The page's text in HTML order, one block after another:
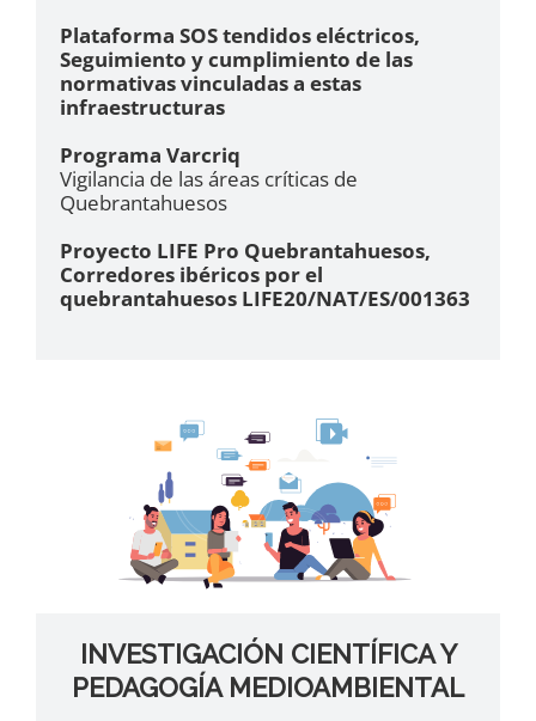
Plataforma SOS tendidos eléctricos,
Seguimiento y cumplimiento de las
normativas vinculadas a estas
infraestructuras
Programa Varcriq
Vigilancia de las áreas críticas de
Quebrantahuesos
Proyecto LIFE Pro Quebrantahuesos,
Corredores ibéricos por el
quebrantahuesos LIFE20/NAT/ES/001363
INVESTIGACIÓN CIENTÍFICA Y
PEDAGOGÍA MEDIOAMBIENTAL